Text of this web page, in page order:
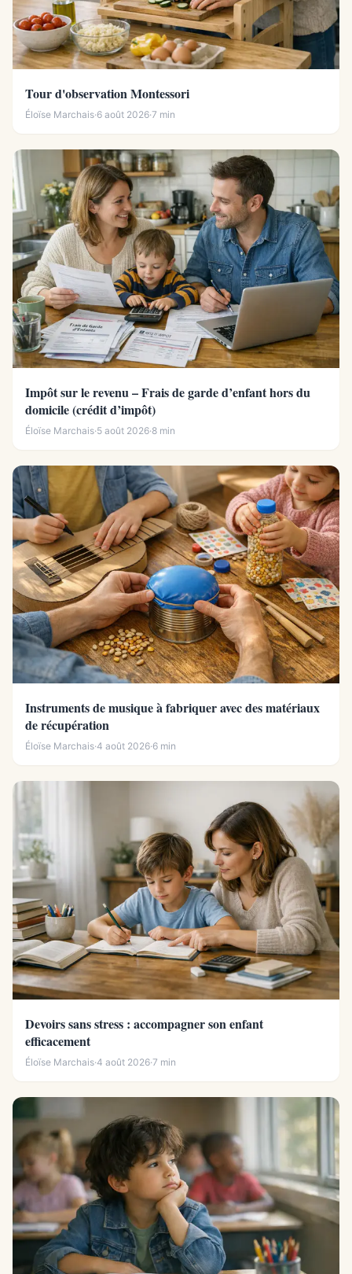
Tour d'observation Montessori
Éloïse Marchais·6 août 2026·7 min
Impôt sur le revenu – Frais de garde d’enfant hors du
domicile (crédit d’impôt)
Éloïse Marchais·5 août 2026·8 min
Instruments de musique à fabriquer avec des matériaux
de récupération
Éloïse Marchais·4 août 2026·6 min
Devoirs sans stress : accompagner son enfant
efficacement
Éloïse Marchais·4 août 2026·7 min